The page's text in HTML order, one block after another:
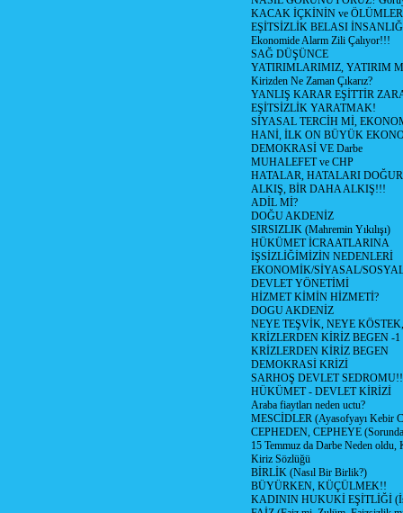
KACAK İÇKİNİN ve
EŞİTSİZLİK BELASI
Ekonomide Alarm Zili Çalıyor!!!
SAĞ DÜŞÜNCE
YATIRIMLARIMIZ, YATIRIM
Kirizden Ne Zaman Çıkarız?
YANLIŞ KARAR EŞİTTİR
EŞİTSİZLİK YARATMAK!
SİYASAL TERCİH Mİ,
HANİ, İLK ON BÜYÜK
DEMOKRASİ VE Darbe
MUHALEFET ve CHP
HATALAR, HATALARI
ALKIŞ, BİR DAHA ALKIŞ!!!
ADİL Mİ?
DOĞU AKDENİZ
SIRSIZLIK (Mahremin Yıkılışı)
HÜKÜMET İCRAATLARINA
İŞSİZLİĞİMİZİN NEDENLERİ
EKONOMİK/SİYASAL/
DEVLET YÖNETİMİ
HİZMET KİMİN HİZMETİ?
DOGU AKDENİZ
NEYE TEŞVİK, NEYE
KRİZLERDEN KİRİZ BEGEN -1
KRİZLERDEN KİRİZ BEGEN
DEMOKRASİ KRİZİ
SARHOŞ DEVLET SEDROMU!!
HÜKÜMET - DEVLET KİRİZİ
Araba fiaytları neden uctu?
MESCİDLER (Ayasofyayı Kebir
CEPHEDEN, CEPHEYE
15 Temmuz da Darbe Neden oldu,
Kiriz Sözlüğü
BİRLİK (Nasıl Bir Birlik?)
BÜYÜRKEN, KÜÇÜLMEK!!
KADININ HUKUKİ EŞİTLİĞİ